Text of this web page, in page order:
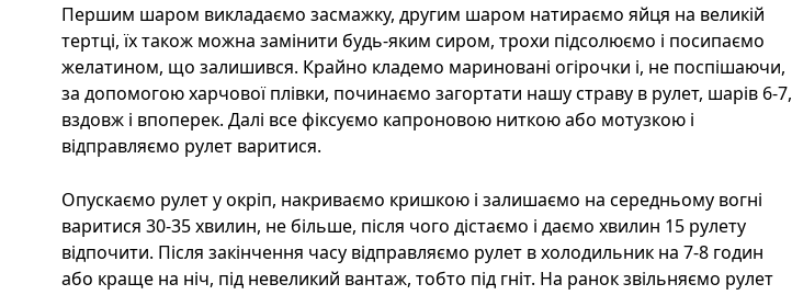
Першим шаром викладаємо засмажку, другим шаром натираємо яйця на великій
тертці, їх також можна замінити будь-яким сиром, трохи підсолюємо і посипаємо
желатином, що залишився. Крайно кладемо мариновані огірочки і, не поспішаючи,
за допомогою харчової плівки, починаємо загортати нашу страву в рулет, шарів 6-7,
вздовж і впоперек. Далі все фіксуємо капроновою ниткою або мотузкою і
відправляємо рулет варитися.
Опускаємо рулет у окріп, накриваємо кришкою і залишаємо на середньому вогні
варитися 30-35 хвилин, не більше, після чого дістаємо і даємо хвилин 15 рулету
відпочити. Після закінчення часу відправляємо рулет в холодильник на 7-8 годин
або краще на ніч, під невеликий вантаж, тобто під гніт. На ранок звільняємо рулет